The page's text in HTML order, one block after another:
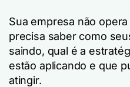
Sua empresa não
precisa saber como
saindo, qual é a
estão aplicando e que
atingir.